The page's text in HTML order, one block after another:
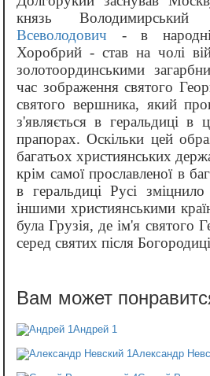
князь
Всеволодович - в
Хоробрий - став на чолі
золотоординськими
час зображення святого
святого вершника, який
з'являється в геральдиці в
прапорах. Оскільки цей
багатьох християнських
крім самої прославленої в
в геральдиці Русі
іншими християнськими
була Грузія, де ім'я святого
серед святих після
Андрей 1
Александр